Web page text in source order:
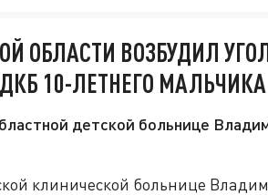
ОБЛАСТИ ВОЗБУДИЛ
10-ЛЕТНЕГО МАЛЬЧИКА
детской больнице
клинической больнице